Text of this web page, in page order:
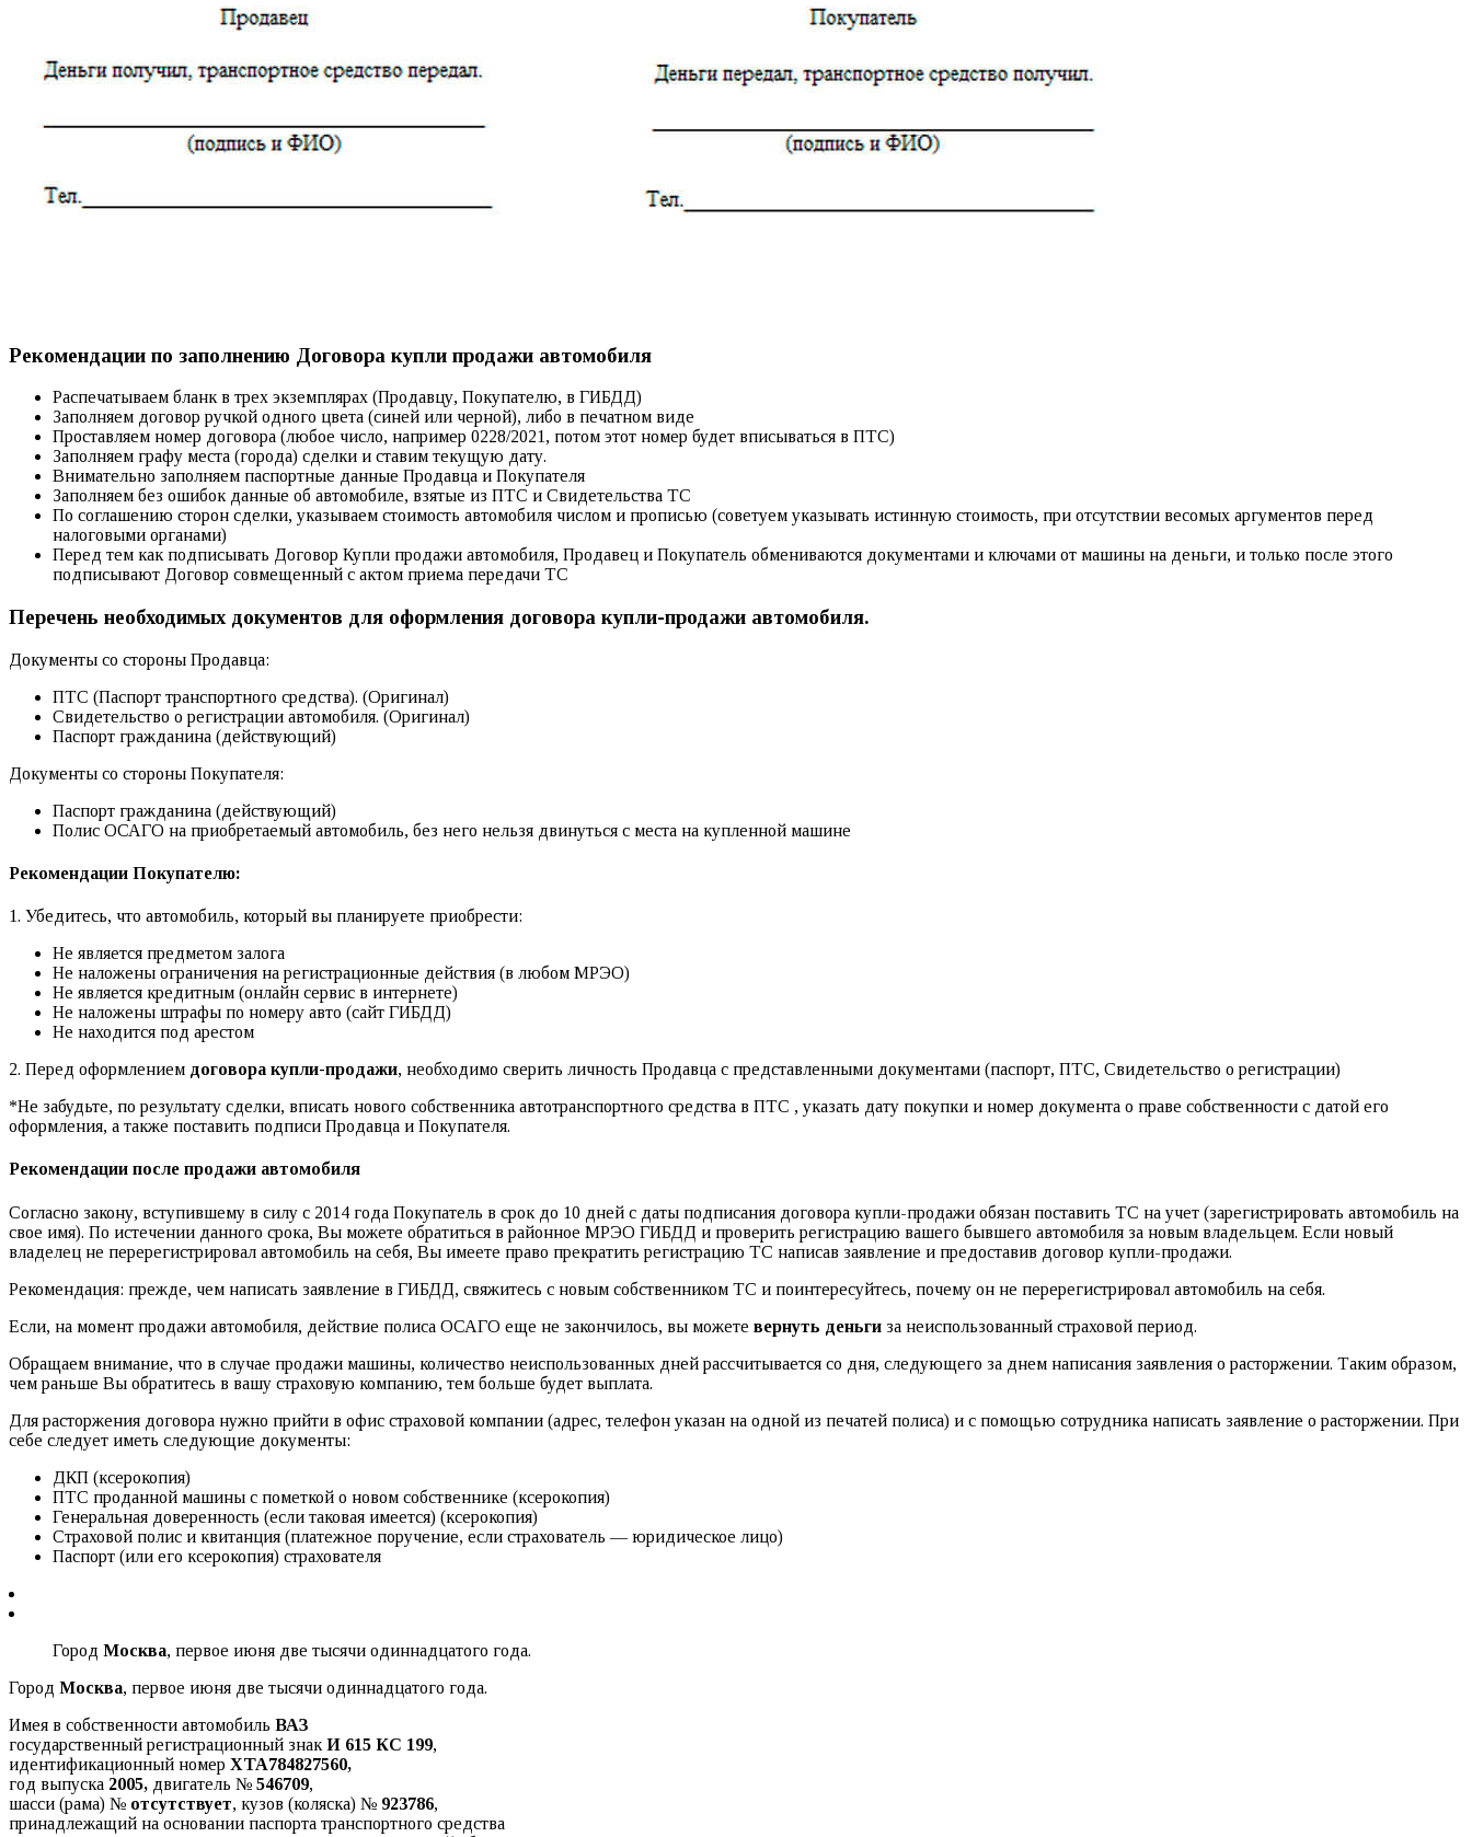
Рекомендации по заполнению Договора купли продажи автомобиля
Распечатываем бланк в трех экземплярах (Продавцу, Покупателю, в ГИБДД)
Заполняем договор ручкой одного цвета (синей или черной), либо в печатном виде
Проставляем номер договора (любое число, например 0228/2021, потом этот номер будет вписываться в ПТС)
Заполняем графу места (города) сделки и ставим текущую дату.
Внимательно заполняем паспортные данные Продавца и Покупателя
Заполняем без ошибок данные об автомобиле, взятые из ПТС и Свидетельства ТС
По соглашению сторон сделки, указываем стоимость автомобиля числом и прописью (советуем указывать истинную стоимость, при отсутствии весомых аргументов перед
налоговыми органами)
Перед тем как подписывать Договор Купли продажи автомобиля, Продавец и Покупатель обмениваются документами и ключами от машины на деньги, и только после этого
подписывают Договор совмещенный с актом приема передачи ТС
Перечень необходимых документов для оформления договора купли-продажи автомобиля.
Документы со стороны Продавца:
ПТС (Паспорт транспортного средства). (Оригинал)
Свидетельство о регистрации автомобиля. (Оригинал)
Паспорт гражданина (действующий)
Документы со стороны Покупателя:
Паспорт гражданина (действующий)
Полис ОСАГО на приобретаемый автомобиль, без него нельзя двинуться с места на купленной машине
Рекомендации Покупателю:
1. Убедитесь, что автомобиль, который вы планируете приобрести:
Не является предметом залога
Не наложены ограничения на регистрационные действия (в любом МРЭО)
Не является кредитным (онлайн сервис в интернете)
Не наложены штрафы по номеру авто (сайт ГИБДД)
Не находится под арестом
2. Перед оформлением договора купли-продажи, необходимо сверить личность Продавца с представленными документами (паспорт, ПТС, Свидетельство о регистрации)
*Не забудьте, по результату сделки, вписать нового собственника автотранспортного средства в ПТС , указать дату покупки и номер документа о праве собственности с датой его
оформления, а также поставить подписи Продавца и Покупателя.
Рекомендации после продажи автомобиля
Согласно закону, вступившему в силу с 2014 года Покупатель в срок до 10 дней с даты подписания договора купли-продажи обязан поставить ТС на учет (зарегистрировать автомобиль на
свое имя). По истечении данного срока, Вы можете обратиться в районное МРЭО ГИБДД и проверить регистрацию вашего бывшего автомобиля за новым владельцем. Если новый
владелец не перерегистрировал автомобиль на себя, Вы имеете право прекратить регистрацию ТС написав заявление и предоставив договор купли-продажи.
Рекомендация: прежде, чем написать заявление в ГИБДД, свяжитесь с новым собственником ТС и поинтересуйтесь, почему он не перерегистрировал автомобиль на себя.
Если, на момент продажи автомобиля, действие полиса ОСАГО еще не закончилось, вы можете вернуть деньги за неиспользованный страховой период.
Обращаем внимание, что в случае продажи машины, количество неиспользованных дней рассчитывается со дня, следующего за днем написания заявления о расторжении. Таким образом,
чем раньше Вы обратитесь в вашу страховую компанию, тем больше будет выплата.
Для расторжения договора нужно прийти в офис страховой компании (адрес, телефон указан на одной из печатей полиса) и с помощью сотрудника написать заявление о расторжении. При
себе следует иметь следующие документы:
ДКП (ксерокопия)
ПТС проданной машины с пометкой о новом собственнике (ксерокопия)
Генеральная доверенность (если таковая имеется) (ксерокопия)
Страховой полис и квитанция (платежное поручение, если страхователь — юридическое лицо)
Паспорт (или его ксерокопия) страхователя
Город Москва, первое июня две тысячи одиннадцатого года.
Город Москва, первое июня две тысячи одиннадцатого года.
Имея в собственности автомобиль ВАЗ
государственный регистрационный знак И 615 КС 199,
идентификационный номер XTA784827560,
год выпуска 2005, двигатель № 546709,
шасси (рама) № отсутствует, кузов (коляска) № 923786,
принадлежащий на основании паспорта транспортного средства